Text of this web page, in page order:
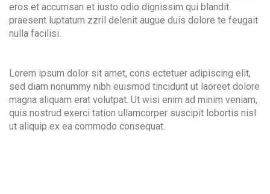
eros et accumsan et iusto odio dignissim qui blandit
praesent luptatum zzril delenit augue duis dolore te feugait
nulla facilisi.
Lorem ipsum dolor sit amet, cons ectetuer adipiscing elit,
sed diam nonummy nibh euismod tincidunt ut laoreet dolore
magna aliquam erat volutpat. Ut wisi enim ad minim veniam,
quis nostrud exerci tation ullamcorper suscipit lobortis nisl
ut aliquip ex ea commodo consequat.